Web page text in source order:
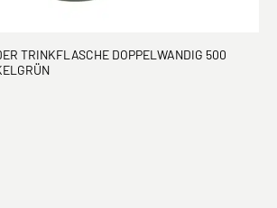
TRINKFLASCHE DOPPELWANDIG 500